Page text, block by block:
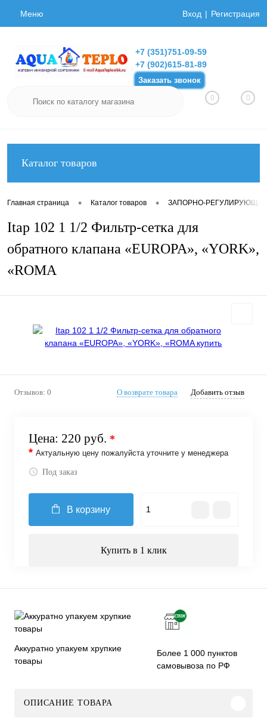
Меню Вход Регистрация
+7 (351)751-09-59
+7 (902)615-81-89
Заказать звонок
0 0
Каталог товаров
Главная страница • Каталог товаров • ЗАПОРНО-
Itap 102 1 1/2 Фильтр-сетка для
обратного клапана «EUROPA», «YORK»,
«ROMA
Отзывов: 0 О возврате товара Добавить отзыв
Цена: 220 руб. *
* Актуальную цену пожалуйста уточните у менеджера
Под заказ
В корзину
Купить в 1 клик
Аккуратно упакуем хрупкие
товары
Более 1 000 пунктов
самовывоза по РФ
ОПИСАНИЕ ТОВАРА